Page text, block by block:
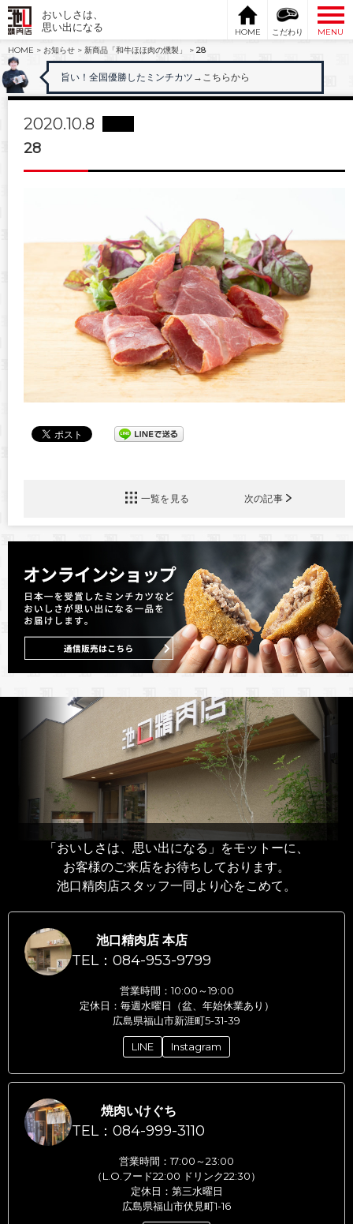
おいしさは、
思い出になる
HOME こだわり
MENU
HOME > お知らせ > 新商品「和牛ほほ肉の燻製」 > 28
旨い！全国優勝したミンチカツ →こちらから
2020.10.8
28
一覧を見る 次の記事
「おいしさは、思い出になる」をモットーに、
お客様のご来店をお待ちしております。
池口精肉店スタッフ一同より心をこめて。
池口精肉店 本店
TEL：084-953-9799
営業時間：10:00～19:00
定休日：毎週水曜日（盆、年始休業あり）
広島県福山市新涯町5-31-39
LINE Instagram
焼肉いけぐち
TEL：084-999-3110
営業時間：17:00～23:00
（L.O.フード22:00 ドリンク22:30）
定休日：第三水曜日
広島県福山市伏見町1-16